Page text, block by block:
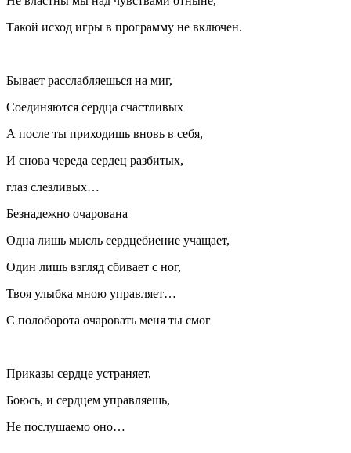
Такой исход игры в программу не включен.
Бывает расслабляешься на миг,
Соединяются сердца счастливых
А после ты приходишь вновь в себя,
И снова череда сердец разбитых,
глаз слезливых…
Безнадежно очарована
Одна лишь мысль сердцебиение учащает,
Один лишь взгляд сбивает с ног,
Твоя улыбка мною управляет…
С полоборота очаровать меня ты смог
Приказы сердце устраняет,
Боюсь, и сердцем управляешь,
Не послушаемо оно…